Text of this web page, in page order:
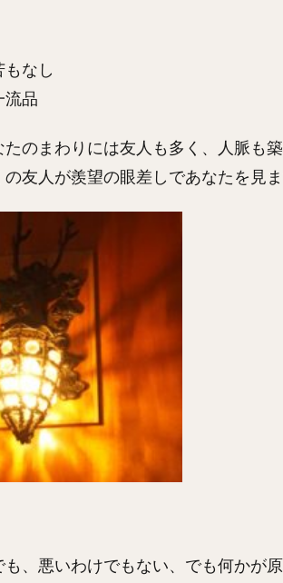
なし
流品
のまわりには友人も多く、人脈も
友人が羨望の眼差しであなたを見ま
、悪いわけでもない、でも何かが